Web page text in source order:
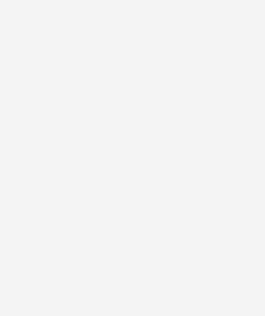
Comfort+
kombinierter Wert der CO₂-Emission: 114 g/km; CO₂-
AGS Comfort
kombinierter Wert der CO₂-Emission: 126 g/km; CO₂-
AGS Comfort+
kombinierter Wert der CO₂-Emission: 127 g/km; CO₂-